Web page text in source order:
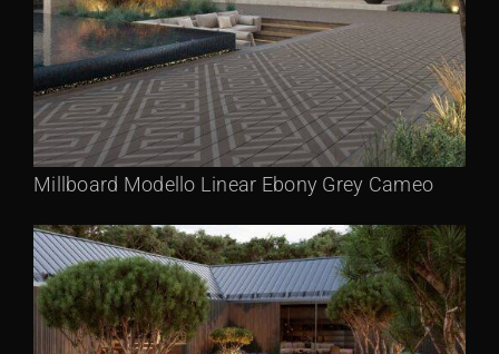
Millboard Modello Linear Ebony Grey Cameo